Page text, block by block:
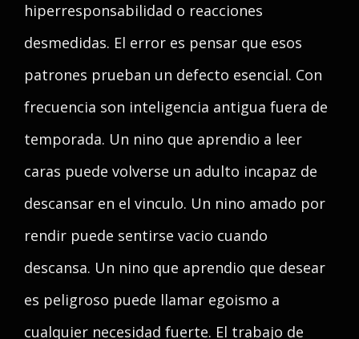
hiperresponsabilidad o reacciones
desmedidas. El error es pensar que esos
patrones prueban un defecto esencial. Con
frecuencia son inteligencia antigua fuera de
temporada. Un nino que aprendio a leer
caras puede volverse un adulto incapaz de
descansar en el vinculo. Un nino amado por
rendir puede sentirse vacio cuando
descansa. Un nino que aprendio que desear
es peligroso puede llamar egoismo a
cualquier necesidad fuerte. El trabajo de